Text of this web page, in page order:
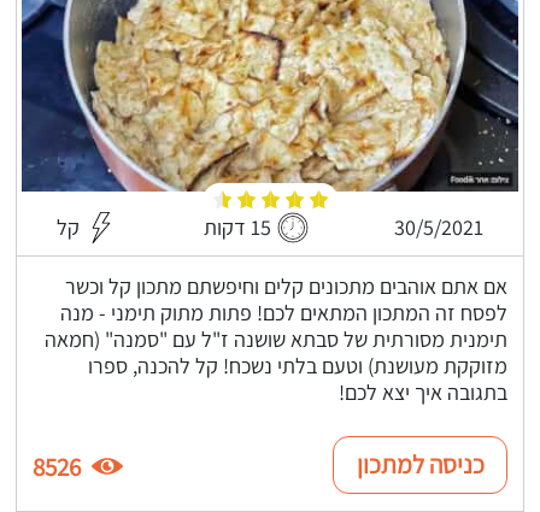
30/5/2021 15 דקות קל
אם אתם אוהבים מתכונים קלים וחיפשתם מתכון קל וכשר
לפסח זה המתכון המתאים לכם! פתות מתוק תימני - מנה
תימנית מסורתית של סבתא שושנה ז"ל עם "סמנה" (חמאה
מזוקקת מעושנת) וטעם בלתי נשכח! קל להכנה, ספרו
בתגובה איך יצא לכם!
כניסה למתכון 8526